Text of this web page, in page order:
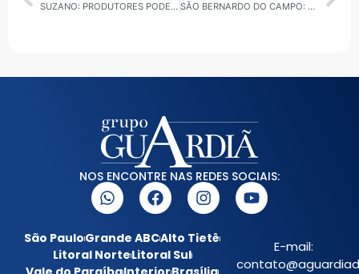
SUZANO: PRODUTORES PODEM CADASTRAR PROPRIEDADES NO PROGRAMA ‘ROTAS RURAIS’ SÃO BERNARDO DO CAMPO: MULHER É PRESA POR APLICAR GOLPES NOS CORREIOS
NOS ENCONTRE NAS REDES SOCIAIS:
São PauloGrande ABCAlto Tietê
Litoral NorteLitoral Sul
E-mail: